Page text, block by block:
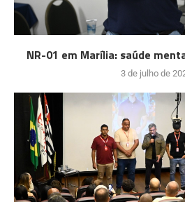
NR-01 em Marília: saúde
3 de julho de